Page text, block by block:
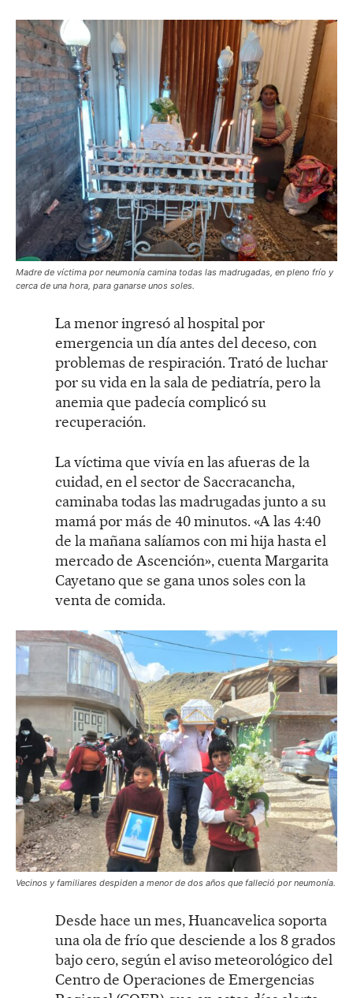
Madre de víctima por neumonía camina todas las madrugadas, en pleno frío y
cerca de una hora, para ganarse unos soles.
La menor ingresó al hospital por
emergencia un día antes del deceso, con
problemas de respiración. Trató de luchar
por su vida en la sala de pediatría, pero la
anemia que padecía complicó su
recuperación.
La víctima que vivía en las afueras de la
cuidad, en el sector de Saccracancha,
caminaba todas las madrugadas junto a su
mamá por más de 40 minutos. «A las 4:40
de la mañana salíamos con mi hija hasta el
mercado de Ascención», cuenta Margarita
Cayetano que se gana unos soles con la
venta de comida.
Vecinos y familiares despiden a menor de dos años que falleció por neumonía.
Desde hace un mes, Huancavelica soporta
una ola de frío que desciende a los 8 grados
bajo cero, según el aviso meteorológico del
Centro de Operaciones de Emergencias